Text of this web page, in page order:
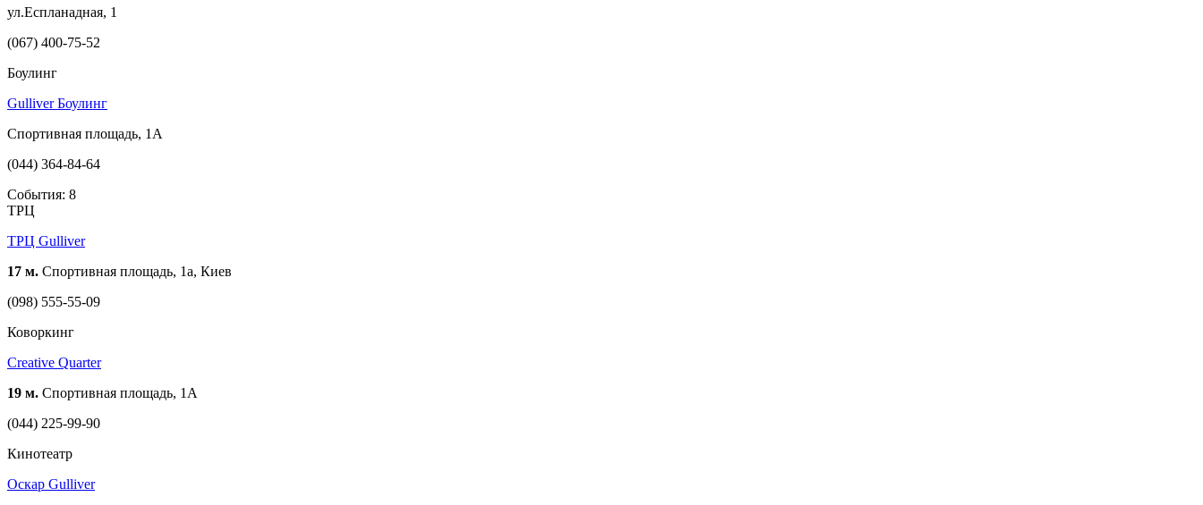
ул.Еспланадная, 1
(067) 400-75-52
Боулинг
Gulliver Боулинг
Спортивная площадь, 1A
(044) 364-84-64
События: 8
ТРЦ
ТРЦ Gulliver
17 м. Спортивная площадь, 1a, Киев
(098) 555-55-09
Коворкинг
Creative Quarter
19 м. Спортивная площадь, 1A
(044) 225-99-90
Кинотеатр
Оскар Gulliver